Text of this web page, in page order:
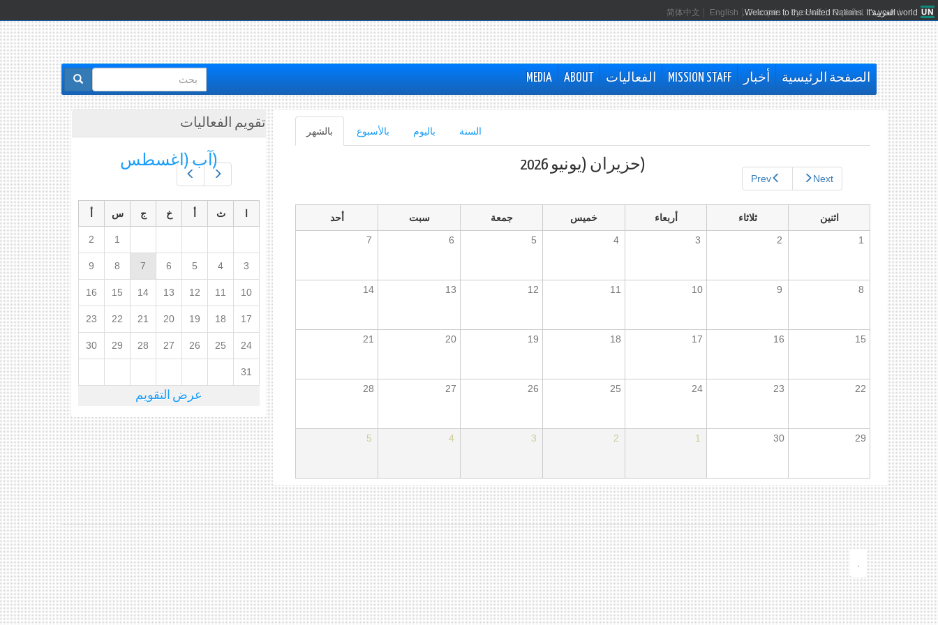
Welcome to the United Nations. It's your world.
العربية 简体中文 English Français Русский Español
الصفحة الرئيسية أخبار MISSION STAFF الفعاليات ABOUT
MEDIA
استمارة
البحث
الأساسية
بالشهر
التبويب
النشطة)
بالأسبوع باليوم السنة
Prev Next
(حزيران (يونيو 2026
اثنين ثلاثاء أربعاء خميس جمعة سبت
أحد
1
2
3
4
5
6
7
8
9
10
11
12
13
14
15
16
17
18
19
20
21
22
23
24
25
26
27
28
29
30
1
2
3
4
5
تقويم الفعاليات
(آب (اغسطس
ث خ ج س
1
2
3
4
5
6
7
8
9
10
11
12
13
14
15
16
17
18
19
20
21
22
23
24
25
26
27
28
29
30
31
عرض التقويم